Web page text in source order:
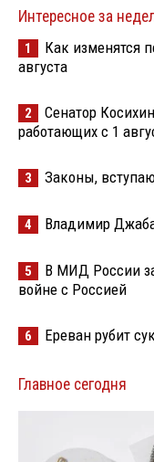
Интересное за
1
Как изменятся
августа
2
Сенатор
работающих с 1
3 Законы,
4 Владимир
5
В МИД России
войне с Россией
6 Ереван рубит
Главное сегодня